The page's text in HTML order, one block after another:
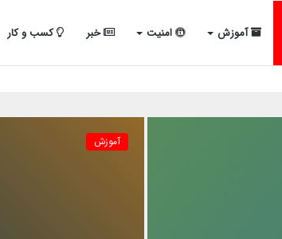
آموزش امنیت خبر کسب و کار
آموزش